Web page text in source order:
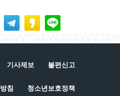
기사제보 불편신고
침 청소년보호정책